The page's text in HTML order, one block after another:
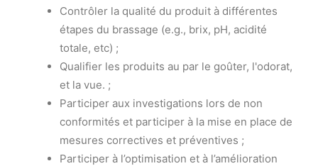
Contrôler la qualité du produit à différentes
étapes du brassage (e.g., brix, pH, acidité
totale, etc) ;
Qualifier les produits au par le goûter, l'odorat,
et la vue. ;
Participer aux investigations lors de non
conformités et participer à la mise en place de
mesures correctives et préventives ;
Participer à l’optimisation et à l’amélioration